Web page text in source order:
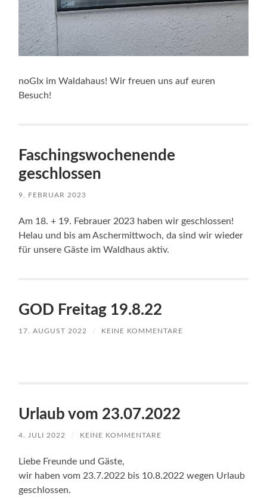
noGIx im Waldahaus! Wir freuen uns auf euren
Besuch!
Faschingswochenende
geschlossen
9. FEBRUAR 2023
Am 18. + 19. Febrauer 2023 haben wir geschlossen!
Helau und bis am Aschermittwoch, da sind wir wieder
für unsere Gäste im Waldhaus aktiv.
GOD Freitag 19.8.22
17. AUGUST 2022 / KEINE KOMMENTARE
Urlaub vom 23.07.2022
4. JULI 2022 / KEINE KOMMENTARE
Liebe Freunde und Gäste,
wir haben vom 23.7.2022 bis 10.8.2022 wegen Urlaub
geschlossen.